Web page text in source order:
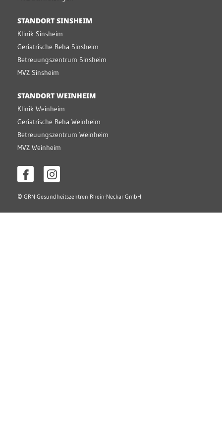
STANDORT SINSHEIM
Klinik Sinsheim
Geriatrische Reha Sinsheim
Betreuungszentrum Sinsheim
MVZ Sinsheim
STANDORT WEINHEIM
Klinik Weinheim
Geriatrische Reha Weinheim
Betreuungszentrum Weinheim
MVZ Weinheim
© GRN Gesundheitszentren Rhein-Neckar GmbH